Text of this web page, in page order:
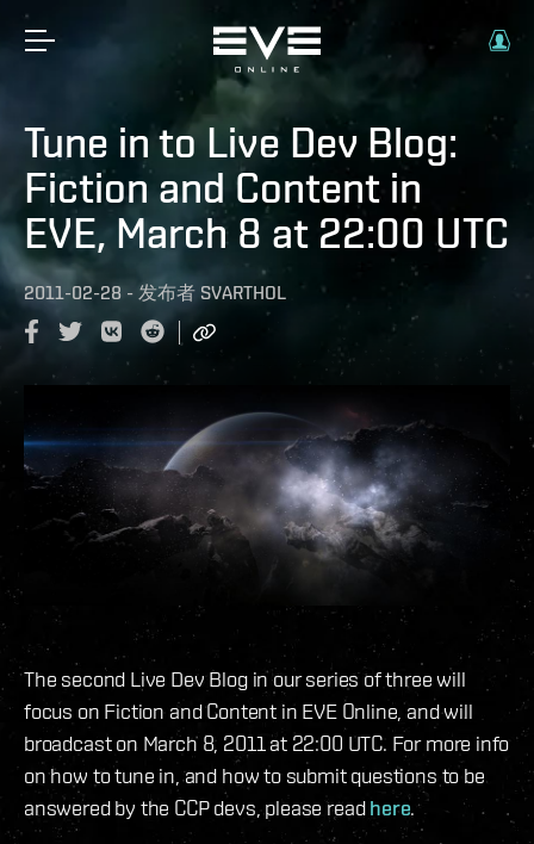
Tune in to Live Dev Blog:
Fiction and Content in
EVE, March 8 at 22:00 UTC
2011-02-28 - 发布者 SVARTHOL
The second Live Dev Blog in our series of three will
focus on Fiction and Content in EVE Online, and will
broadcast on March 8, 2011 at 22:00 UTC. For more info
on how to tune in, and how to submit questions to be
answered by the CCP devs, please readhere.